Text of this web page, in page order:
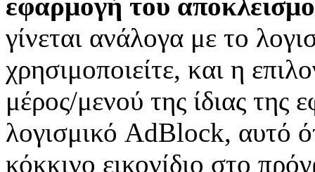
εφαρμογή του
γίνεται ανάλογα με το
χρησιμοποιείτε, και η
μέρος/μενού της ίδιας της
λογισμικό AdBlock, αυτό
κόκκινο εικονίδιο στο